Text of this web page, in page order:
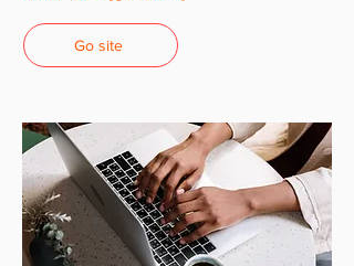
Go site